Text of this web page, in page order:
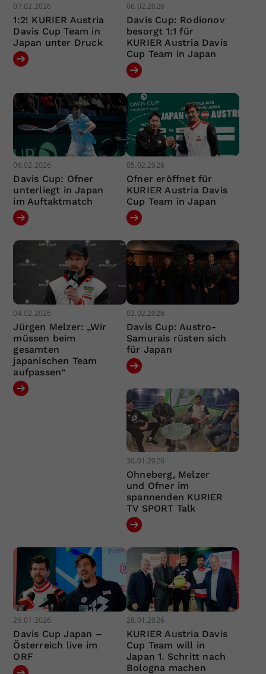
07.02.2026
1:2! KURIER Austria
Davis Cup Team in
Japan unter Druck
06.02.2026
Davis Cup: Rodionov
besorgt 1:1 für
KURIER Austria Davis
Cup Team in Japan
06.02.2026
Davis Cup: Ofner
unterliegt in Japan
im Auftaktmatch
05.02.2026
Ofner eröffnet für
KURIER Austria Davis
Cup Team in Japan
04.02.2026
Jürgen Melzer: „Wir
müssen beim
gesamten
japanischen Team
aufpassen“
02.02.2026
Davis Cup: Austro-
Samurais rüsten sich
für Japan
30.01.2026
Ohneberg, Melzer
und Ofner im
spannenden KURIER
TV SPORT Talk
29.01.2026
Davis Cup Japan –
Österreich live im
ORF
28.01.2026
KURIER Austria Davis
Cup Team will in
Japan 1. Schritt nach
Bologna machen